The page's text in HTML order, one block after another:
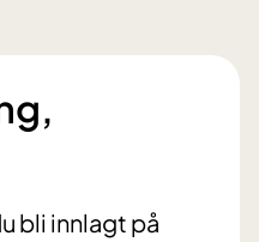
bli innlagt på